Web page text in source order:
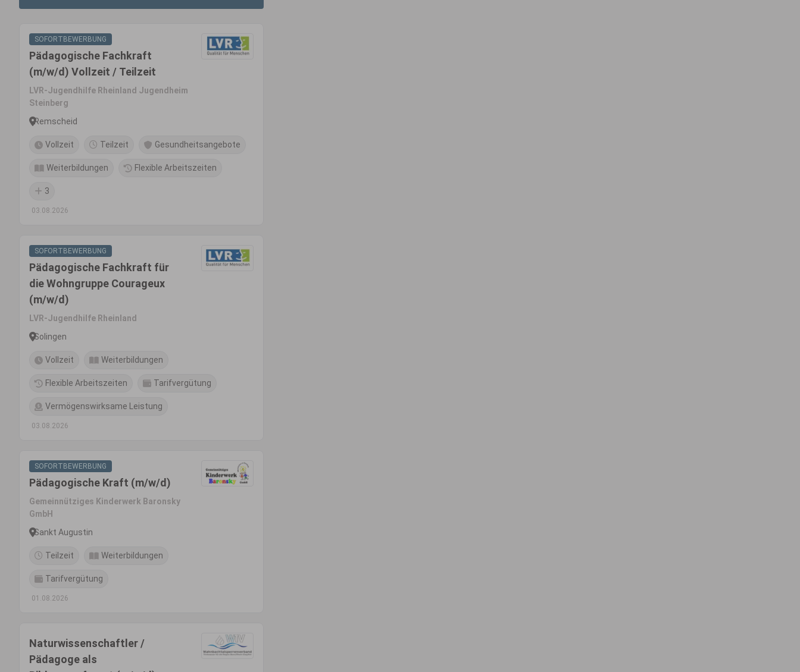
SOFORTBEWERBUNG
Pädagogische Fachkraft
(m/w/d) Vollzeit / Teilzeit
LVR-Jugendhilfe Rheinland Jugendheim
Steinberg
Remscheid
Vollzeit Teilzeit Gesundheitsangebote
Weiterbildungen Flexible Arbeitszeiten
3
03.08.2026
SOFORTBEWERBUNG
Pädagogische Fachkraft für
die Wohngruppe Courageux
(m/w/d)
LVR-Jugendhilfe Rheinland
Solingen
Vollzeit Weiterbildungen
Flexible Arbeitszeiten Tarifvergütung
Vermögenswirksame Leistung
03.08.2026
SOFORTBEWERBUNG
Pädagogische Kraft (m/w/d)
Gemeinnütziges Kinderwerk Baronsky
GmbH
Sankt Augustin
Teilzeit Weiterbildungen
Tarifvergütung
01.08.2026
Naturwissenschaftler /
Pädagoge als